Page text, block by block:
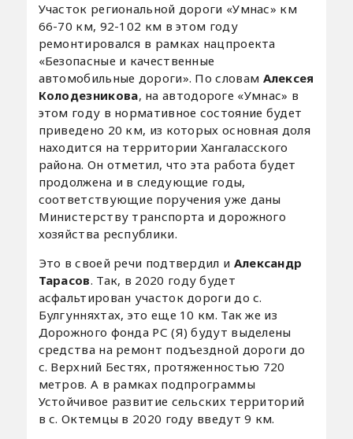
Участок региональной дороги «Умнас» км
66-70 км, 92-102 км в этом году
ремонтировался в рамках нацпроекта
«Безопасные и качественные
автомобильные дороги». По словам Алексея
Колодезникова, на автодороге «Умнас» в
этом году в нормативное состояние будет
приведено 20 км, из которых основная доля
находится на территории Хангаласского
района. Он отметил, что эта работа будет
продолжена и в следующие годы,
соответствующие поручения уже даны
Министерству транспорта и дорожного
хозяйства республики.
Это в своей речи подтвердил и Александр
Тарасов. Так, в 2020 году будет
асфальтирован участок дороги до с.
Булгунняхтах, это еще 10 км. Так же из
Дорожного фонда РС (Я) будут выделены
средства на ремонт подъездной дороги до
с. Верхний Бестях, протяженностью 720
метров. А в рамках подпрограммы
Устойчивое развитие сельских территорий
в с. Октемцы в 2020 году введут 9 км.